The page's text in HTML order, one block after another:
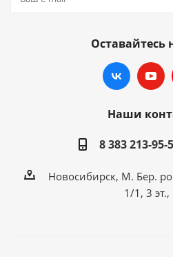
Оставайтесь
Наши
8 383 213-95-
Новосибирск, М. Бер.
1/1, 3 эт.,